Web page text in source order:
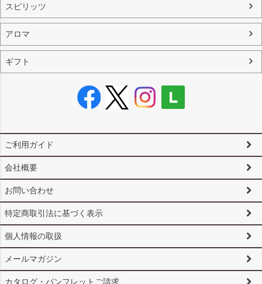
スピリッツ
アロマ
ギフト
ご利用ガイド
会社概要
お問い合わせ
特定商取引法に基づく表示
個人情報の取扱
メールマガジン
カタログ・パンフレットご請求